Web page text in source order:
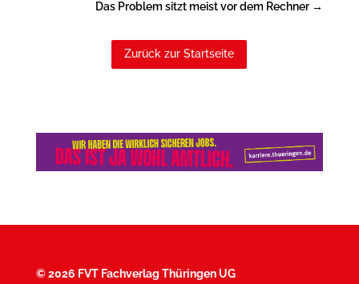
Das Problem sitzt meist vor dem Rechner →
Zurück zur Startseite
©2026 FVT Fachverlag Thüringen UG